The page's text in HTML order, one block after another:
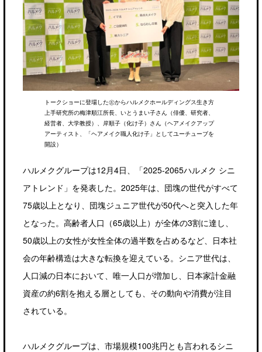
トークショーに登場した㊧からハルメクホールディングス生き方
上手研究所の梅津順江所長、いとうまい子さん（俳優、研究者、
経営者、大学教授）、岸順子（化け子）さん（ヘアメイクアップ
アーティスト、「ヘアメイク職人化け子」としてユーチューブを
開設）
ハルメクグループは12月4日、「2025-2065ハルメク シニ
アトレンド」を発表した。2025年は、団塊の世代がすべて
75歳以上となり、団塊ジュニア世代が50代へと突入した年
となった。高齢者人口（65歳以上）が全体の3割に達し、
50歳以上の女性が女性全体の過半数を占めるなど、日本社
会の年齢構造は大きな転換を迎えている。シニア世代は、
人口減の日本において、唯一人口が増加し、日本家計金融
資産の約6割を抱える層としても、その動向や消費が注目
されている。
ハルメクグループは、市場規模100兆円とも言われるシニ